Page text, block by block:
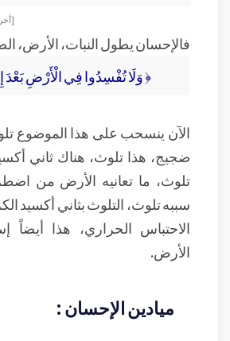
فالإحسان يطول النبات، الأرض،
﴿ وَلَا تُفْسِدُوا فِي الْأَرْضِ بَعْدَ
الآن ينسحب على هذا الموضوع
ضجيج، هذا تلوث، هناك ثاني
تلوث، ما تعانيه الأرض من
سببه تلوث، التلوث بثاني أكسيد
الاحتباس الحراري، هذا أيضاً
الأرض.
ميادين الإحسان :